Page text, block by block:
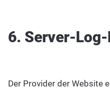
6. Server-
Der Provider der Website